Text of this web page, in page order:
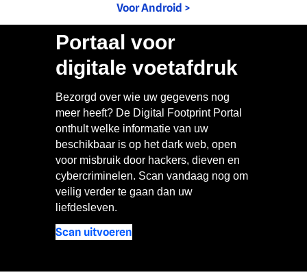
Voor Android >
Portaal voor
digitale voetafdruk
Bezorgd over wie uw gegevens nog
meer heeft? De Digital Footprint Portal
onthult welke informatie van uw
beschikbaar is op het dark web, open
voor misbruik door hackers, dieven en
cybercriminelen. Scan vandaag nog om
veilig verder te gaan dan uw
liefdesleven.
Scan uitvoeren